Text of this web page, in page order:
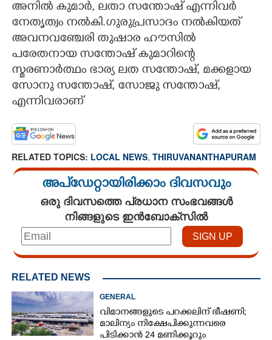
CARTOONS
LITERATURE
CONTACT US
അനിൽ കുമാർ, ലതാ സന്തോഷ് എന്നിവർ
നേതൃത്വം നൽകി.ഗുരുപ്രസാദം നൽകിയത്
അവനവഞ്ചേരി തുഷാര ഹൗസിൽ
പരേതനായ സന്തോഷ് കുമാറിന്റെ
സ്മരണാർത്ഥം ഭാര്യ ലത സന്തോഷ്, മക്കളായ
സോനു സന്തോഷ്, സോജു സന്തോഷ്,
എന്നിവരാണ്‌
RELATED TOPICS: LOCAL NEWS, THIRUVANANTHAPURAM
അപ്ഡേറ്റായിരിക്കാം ദിവസവും
ഒരു ദിവസത്തെ പ്രധാന സംഭവങ്ങൾ
നിങ്ങളുടെ ഇൻബോക്സിൽ
RELATED NEWS
GENERAL
വിമാനങ്ങളുടെ പറക്കലിന് ഭീഷണി;​
മാലിന്യം നിക്ഷേപിക്കുന്നവരെ
പിടിക്കാൻ 24 മണിക്കൂറും